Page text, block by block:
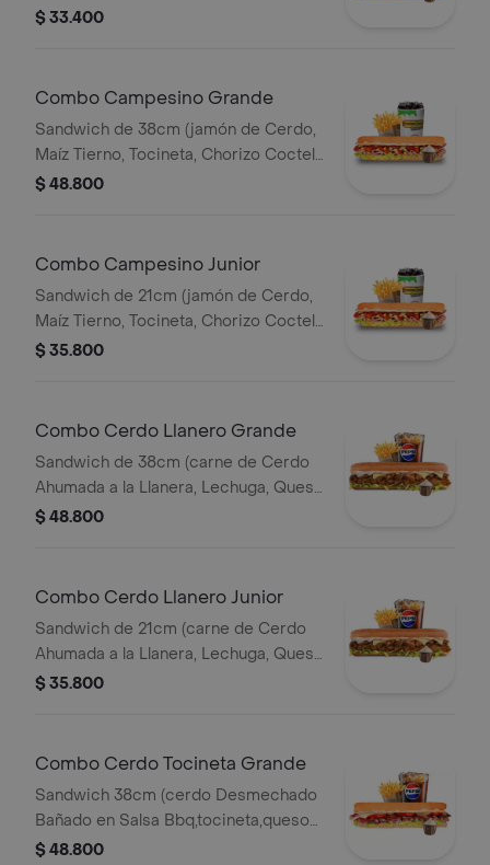
Tomate, Pepinillos Agridulces, Queso
$ 33.400
Combo Campesino Grande
Sandwich de 38cm (jamón de Cerdo,
Maíz Tierno, Tocineta, Chorizo Coctel,
Lechuga, Queso Mozzarella y Salsa de
$ 48.800
Combo Campesino Junior
Sandwich de 21cm (jamón de Cerdo,
Maíz Tierno, Tocineta, Chorizo Coctel,
Lechuga, Queso Mozzarella y Salsa de
$ 35.800
Combo Cerdo Llanero Grande
Sandwich de 38cm (carne de Cerdo
Ahumada a la Llanera, Lechuga, Queso
Mozzarella y Salsa de Ajo) Papa
$ 48.800
Combo Cerdo Llanero Junior
Sandwich de 21cm (carne de Cerdo
Ahumada a la Llanera, Lechuga, Queso
Mozzarella y Salsa de Ajo) Papa
$ 35.800
Combo Cerdo Tocineta Grande
Sandwich 38cm (cerdo Desmechado
Bañado en Salsa Bbq,tocineta,queso
Mozzarella,tomate,lechuga y Salsa de
$ 48.800